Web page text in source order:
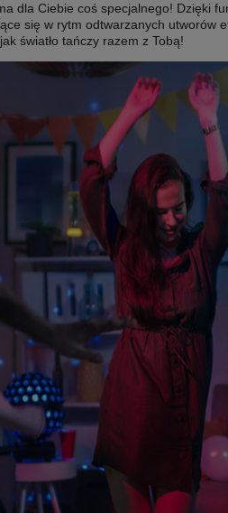
dla Ciebie coś specjalnego! Dzięki
się w rytm odtwarzanych utworów
światło tańczy razem z Tobą!